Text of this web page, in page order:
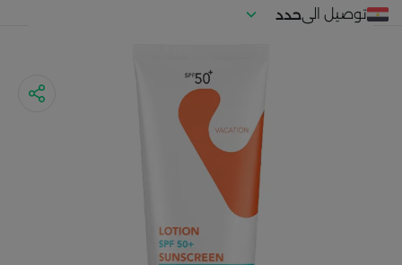
توصيل الىحدد